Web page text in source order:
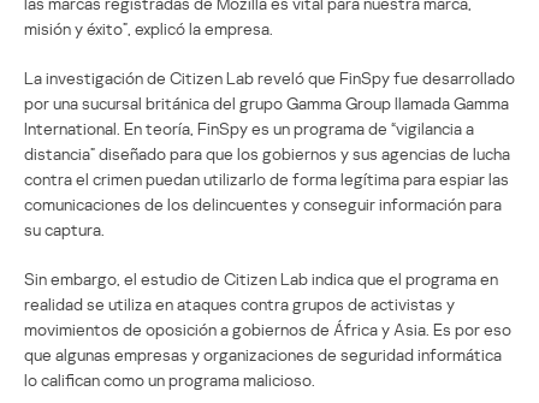
misión y éxito”, explicó la empresa.
La investigación de Citizen Lab reveló que FinSpy fue desarrollado
por una sucursal británica del grupo Gamma Group llamada Gamma
International. En teoría, FinSpy es un programa de “vigilancia a
distancia” diseñado para que los gobiernos y sus agencias de lucha
contra el crimen puedan utilizarlo de forma legítima para espiar las
comunicaciones de los delincuentes y conseguir información para
su captura.
Sin embargo, el estudio de Citizen Lab indica que el programa en
realidad se utiliza en ataques contra grupos de activistas y
movimientos de oposición a gobiernos de África y Asia. Es por eso
que algunas empresas y organizaciones de seguridad informática
lo califican como un programa malicioso.